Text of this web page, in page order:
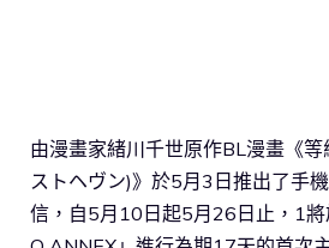
由漫畫家緒川千世原作BL漫畫《
ストヘヴン)》於5月3日推出了手
信，自5月10日起5月26日止，1